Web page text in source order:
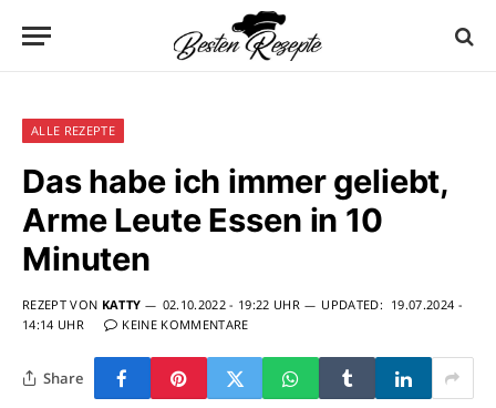
ALLE REZEPTE
Das habe ich immer geliebt,
Arme Leute Essen in 10
Minuten
REZEPT VON KATTY 02.10.2022 - 19:22 UHR UPDATED: 19.07.2024 -
14:14 UHR
KEINE KOMMENTARE
Share